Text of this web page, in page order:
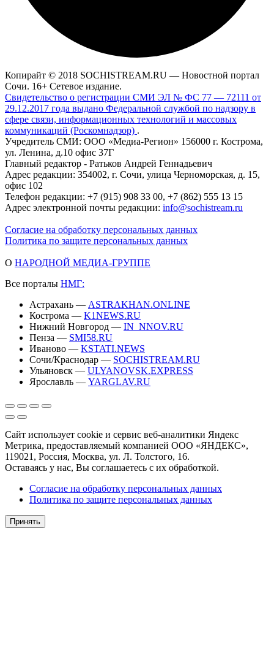
Копирайт © 2018 SOCHISTREAM.RU — Новостной портал
Сочи. 16+ Сетевое издание.
Свидетельство о регистрации СМИ ЭЛ № ФС 77 — 72111 от
29.12.2017 года выдано Федеральной службой по надзору в
сфере связи, информационных технологий и массовых
коммуникаций (Роскомнадзор) .
Учредитель СМИ: ООО «Медиа-Регион» 156000 г. Кострома,
ул. Ленина, д.10 офис 37Г
Главный редактор - Ратьков Андрей Геннадьевич
Адрес редакции: 354002, г. Сочи, улица Черноморская, д. 15,
офис 102
Телефон редакции: +7 (915) 908 33 00, +7 (862) 555 13 15
Адрес электронной почты редакции: info@sochistream.ru
Согласие на обработку персональных данных
Политика по защите персональных данных
О НАРОДНОЙ МЕДИА-ГРУППЕ
Все порталы НМГ:
Астрахань — ASTRAKHAN.ONLINE
Кострома — K1NEWS.RU
Нижний Новгород — IN_NNOV.RU
Пенза — SMI58.RU
Иваново — KSTATI.NEWS
Сочи/Краснодар — SOCHISTREAM.RU
Ульяновск — ULYANOVSK.EXPRESS
Ярославль — YARGLAV.RU
Сайт использует cookie и сервис веб-аналитики Яндекс
Метрика, предоставляемый компанией ООО «ЯНДЕКС»,
119021, Россия, Москва, ул. Л. Толстого, 16.
Оставаясь у нас, Вы соглашаетесь с их обработкой.
Согласие на обработку персональных данных
Политика по защите персональных данных
Принять